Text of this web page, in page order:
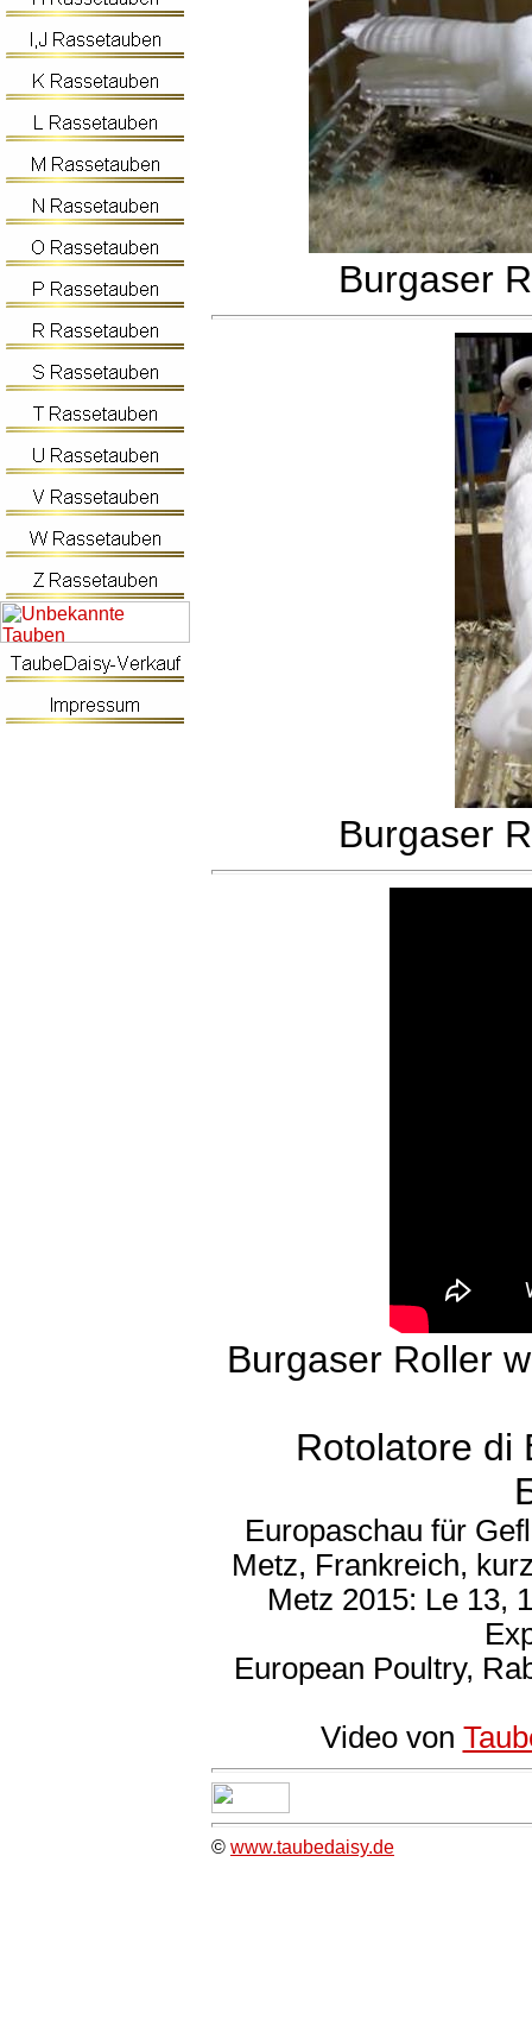
Burgaser
Burgaser
Burgaser Roller
Rotolatore di
Europaschau für
Metz, Frankreich,
Metz 2015: Le 13,
European Poultry,
Video von
© www.taubedaisy.de